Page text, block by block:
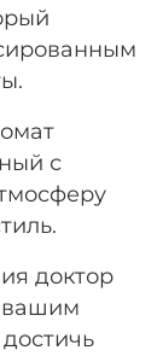
с
доктор
вашим